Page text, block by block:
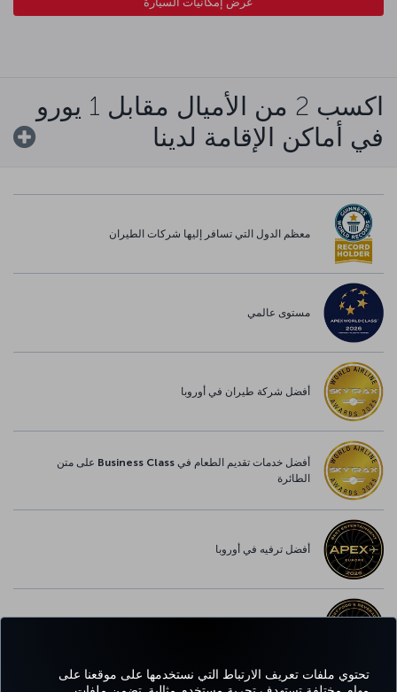
تحتوي ملفات تعريف الارتباط التي نستخدمها على موقعنا على
اكسب 2 من الأميال مقابل 1 يورو
في أماكن الإقامة لدينا
معظم الدول التي تسافر إليها شركات الطيران
مستوى عالمي
أفضل شركة طيران في أوروبا
أفضل خدمات تقديم الطعام في Business Class على متن
الطائرة
أفضل ترفيه في أوروبا